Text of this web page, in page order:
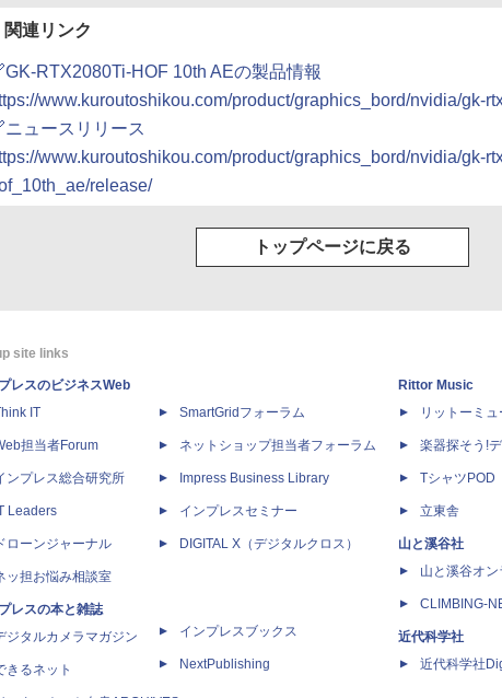
関連リンク
RTX2080Ti-HOF 10th AEの製品情報
www.kuroutoshikou.com/product/graphics_bord/nvidia/gk-
ニュースリリース
www.kuroutoshikou.com/product/graphics_bord/nvidia/gk-
release/
トップページに戻る
site links
レスのビジネスWeb
IT
担当者Forum
ンプレス総合研究所
Leaders
ローンジャーナル
ッ担お悩み相談室
レスの本と雑誌
ジタルカメラマガジン
きるネット
SmartGridフォーラム
ネットショップ担当者フォーラム
Impress Business Library
インプレスセミナー
DIGITAL X（デジタルクロス）
インプレスブックス
NextPublishing
Rittor Music
リットーミュ
楽器探そう!
Tシャツ
立東舎
山と溪谷社
山と溪谷オン
CLIMBING-
近代科学社
近代科学社